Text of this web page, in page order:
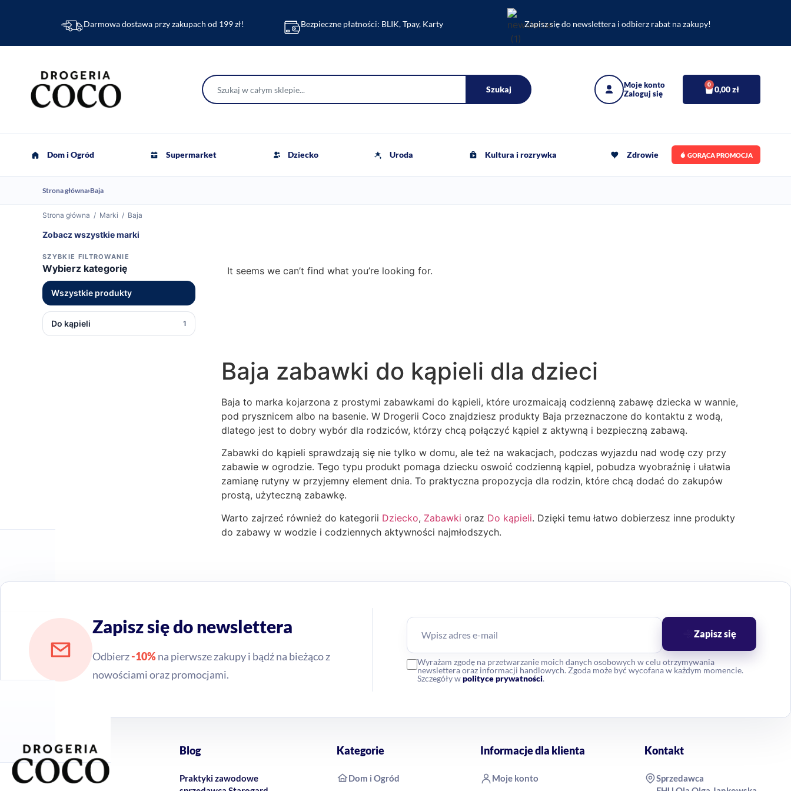
Darmowa dostawa przy zakupach od 199 zł! Bezpieczne płatności: BLIK, Tpay, Karty Zapisz się do newslettera i odbierz rabat na zakupy!
Szukaj 0,00zł
0
Dom i Ogród Supermarket Dziecko Uroda Kultura i rozrywka Zdrowie GORĄCA PROMOCJA
Strona główna›Baja
Strona główna / Marki / Baja
Zobacz wszystkie marki
SZYBKIE FILTROWANIE
Wybierz kategorię
Wszystkie produkty
Do kąpieli 1
It seems we can’t find what you’re looking for.
Baja zabawki do kąpieli dla dzieci
Baja to marka kojarzona z prostymi zabawkami do kąpieli, które urozmaicają codzienną zabawę dziecka w wannie,
pod prysznicem albo na basenie. W Drogerii Coco znajdziesz produkty Baja przeznaczone do kontaktu z wodą,
dlatego jest to dobry wybór dla rodziców, którzy chcą połączyć kąpiel z aktywną i bezpieczną zabawą.
Zabawki do kąpieli sprawdzają się nie tylko w domu, ale też na wakacjach, podczas wyjazdu nad wodę czy przy
zabawie w ogrodzie. Tego typu produkt pomaga dziecku oswoić codzienną kąpiel, pobudza wyobraźnię i ułatwia
zamianę rutyny w przyjemny element dnia. To praktyczna propozycja dla rodzin, które chcą dodać do zakupów
prostą, użyteczną zabawkę.
Warto zajrzeć również do kategorii Dziecko, Zabawki oraz Do kąpieli. Dzięki temu łatwo dobierzesz inne produkty
do zabawy w wodzie i codziennych aktywności najmłodszych.
Zapisz się do newslettera
Odbierz-10%na pierwsze zakupy i bądź na bieżąco z
nowościami oraz promocjami.
Wyrażam zgodę na przetwarzanie moich danych osobowych w celu otrzymywania
newslettera oraz informacji handlowych. Zgoda może być wycofana w każdym momencie.
Szczegóły wpolityce prywatności.
Zapisz się
Blog
Praktyki zawodowe
Kategorie
Dom i Ogród
Informacje dla klienta
Moje konto
Kontakt
Sprzedawca